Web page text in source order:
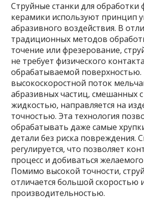
Струйные станки для обработки
керамики используют принцип
абразивного воздействия. В
традиционных методов
точение или фрезерование,
не требует физического
обрабатываемой поверхностью.
высокоскоростной поток
абразивных частиц, смешанных
жидкостью, направляется на
точностью. Эта технология
обрабатывать даже самые
детали без риска повреждения.
регулируется, что позволяет
процесс и добиваться
Помимо высокой точности,
отличается большой скоростью
производительностью.